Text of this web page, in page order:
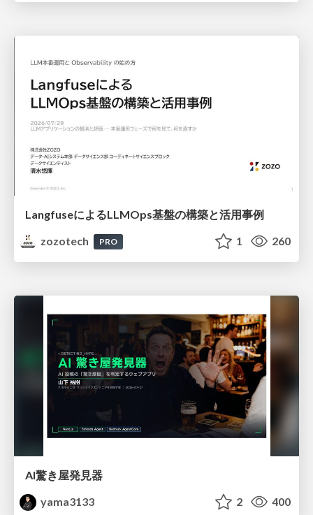
LangfuseによるLLMOps基盤の構築と活用事例
zozotech
PRO 1 260
AI驚き屋発見器
yama3133
2 400